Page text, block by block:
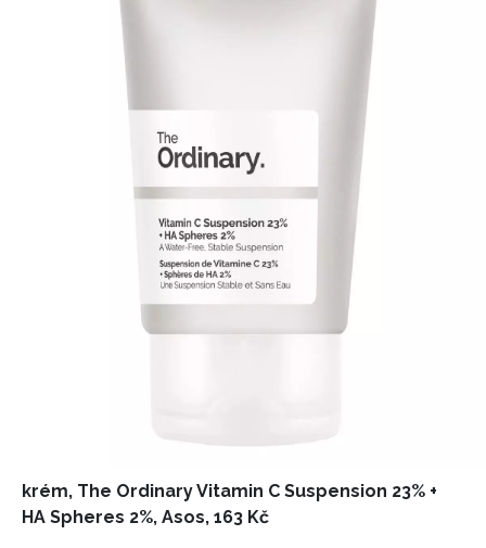
krém, The Ordinary Vitamin C Suspension 23% +
HA Spheres 2%, Asos, 163 Kč